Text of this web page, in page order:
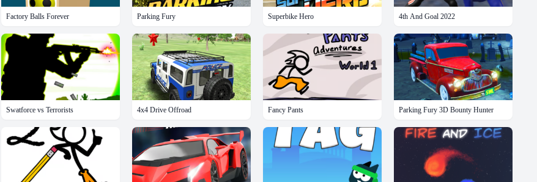
Factory Balls Forever Parking Fury Superbike Hero 4th And Goal 2022
Swatforce vs Terrorists 4x4 Drive Offroad Fancy Pants Parking Fury 3D Bounty Hunter